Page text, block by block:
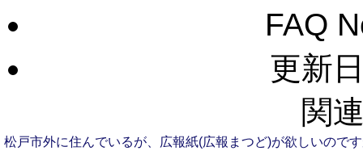
FAQ
更新
関
松戸市外に住んでいるが、広報紙(広報まつど)が欲しいので